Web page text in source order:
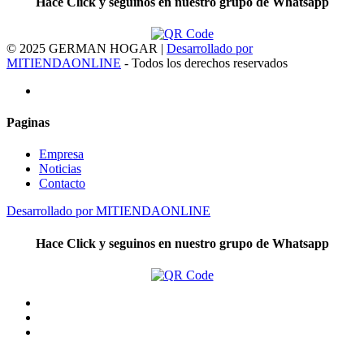
© 2025 GERMAN HOGAR | Desarrollado por
MITIENDAONLINE - Todos los derechos reservados
Paginas
Empresa
Noticias
Contacto
Desarrollado por MITIENDAONLINE
Hace Click y seguinos en nuestro grupo de Whatsapp